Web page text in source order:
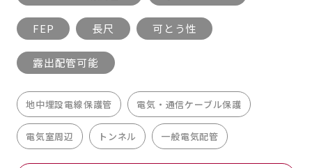
FEP 長尺 可とう性
露出配管可能
地中埋設電線保護管 電気・通信ケーブル保護
電気室周辺 トンネル 一般電気配管